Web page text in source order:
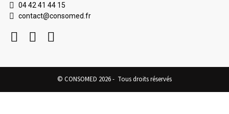
04 42 41 44 15
contact@consomed.fr
© CONSOMED 2026 - Tous droits réservés